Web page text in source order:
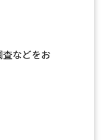
などをお